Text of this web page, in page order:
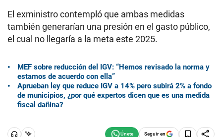
El exministro contempló que ambas medidas
también generarían una presión en el gasto público,
el cual no llegaría a la meta este 2025.
MEF sobre reducción del IGV: “Hemos revisado la norma y
estamos de acuerdo con ella”
Aprueban ley que reduce IGV a 14% pero subirá 2% a fondo
de municipios, ¿por qué expertos dicen que es una medida
fiscal dañina?
Seguir en